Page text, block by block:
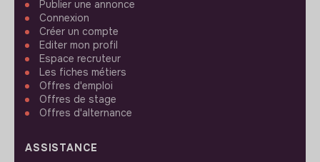
Publier une annonce
Connexion
Créer un compte
Editer mon profil
Espace recruteur
Les fiches métiers
Offres d'emploi
Offres de stage
Offres d'alternance
ASSISTANCE